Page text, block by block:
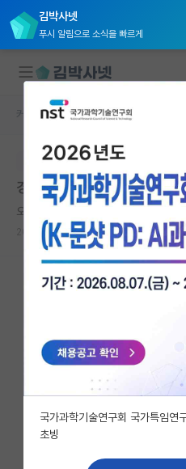
김박사넷
푸시 알림으로 소식을 빠르게
연구실&오픈랩
커뮤니티
커뮤니티 홈
IF 명예의전당
자유 게시판(아무개랩)
미국 유학 게시판
미국 대학원 합격 후기 게시
커뮤니티 홈 임용 정보 게시판
본문이 수정되지 않는 박제글입니다.
경일대학교 2026학년도 2
오만한 니콜라 테슬라
2026.05.26 0 532
국가과학기술연구회 국가특임
초빙